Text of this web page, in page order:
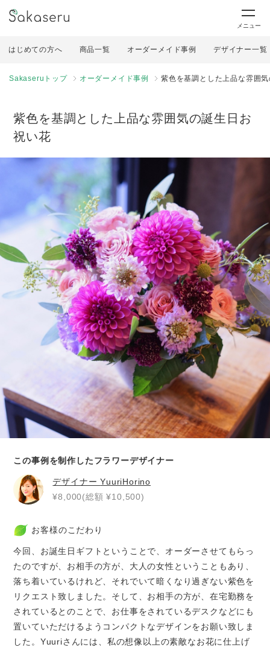
メニュー
はじめての方へ 商品一覧 オーダーメイド事例 デザイナー一覧
Sakaseruトップ オーダーメイド事例 紫色を基調とした上品な雰囲
紫色を基調とした上品な雰囲気の誕生日お
祝い花
この事例を制作したフラワーデザイナー
デザイナーYuuriHorino
¥8,000(総額 ¥10,500)
お客様のこだわり
今回、お誕生日ギフトということで、オーダーさせてもらっ
たのですが、お相手の方が、大人の女性ということもあり、
落ち着いているけれど、それでいて暗くなり過ぎない紫色を
リクエスト致しました。そして、お相手の方が、在宅勤務を
されているとのことで、お仕事をされているデスクなどにも
置いていただけるようコンパクトなデザインをお願い致しま
した。Yuuriさんには、私の想像以上の素敵なお花に仕上げ